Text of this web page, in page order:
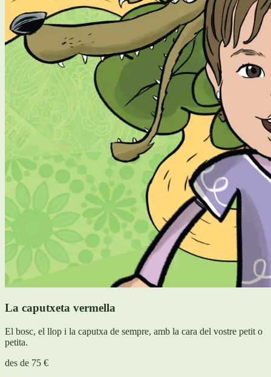
La caputxeta vermella
El bosc, el llop i la caputxa de sempre, amb la cara del vostre petit o
petita.
des de 75 €